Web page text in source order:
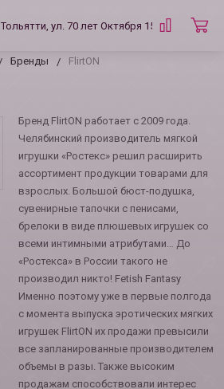
Тольятти, ул. 70 лет Октября 15 Б
Бренды FlirtON
Бренд FlirtON работает с 2009 года.
Челябинский производитель мягкой
игрушки «Ростекс» решил расширить
ассортимент продукции товарами для
взрослых. Большой бюст-подушка,
сувенирные тапочки с пенисами,
брелоки в виде плюшевых игрушек со
всеми интимными атрибутами… До
«Ростекса» в России такого не
производил никто! Fetish Fantasy
Именно поэтому уже в первые полгода
с момента выпуска эротических мягких
игрушек FlirtON их продажи превысили
все запланированные производителем
объемы в разы. Также высоким
продажам способствовали интерес